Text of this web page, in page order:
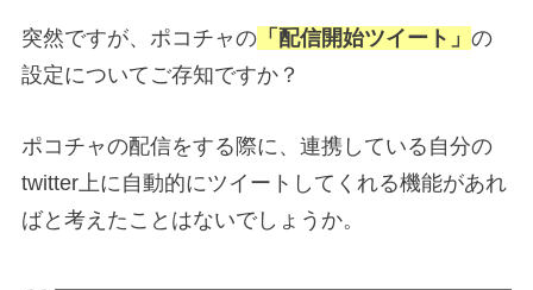
突然ですが、ポコチャの 「配信開始ツイート」 の
設定についてご存知ですか？
ポコチャの配信をする際に、連携している自分の
twitter上に自動的にツイートしてくれる機能があれ
ばと考えたことはないでしょうか。